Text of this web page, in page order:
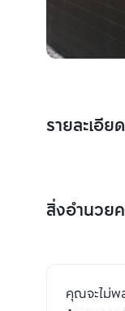
รายละเอี
สิ่งอำนวย
คุณจะไม่พ